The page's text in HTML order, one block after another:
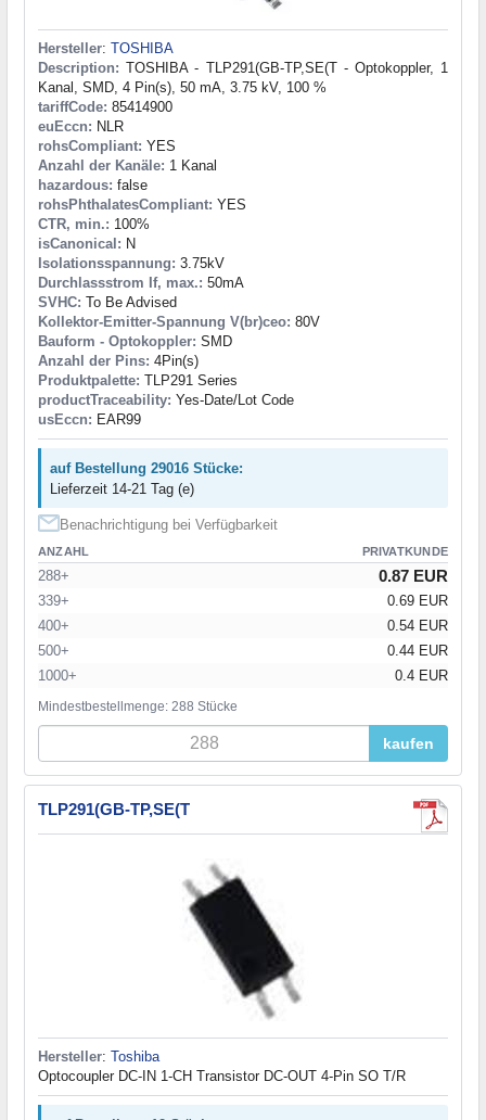
Hersteller: TOSHIBA
Description: TOSHIBA - TLP291(GB-TP,SE(T - Optokoppler, 1
Kanal, SMD, 4 Pin(s), 50 mA, 3.75 kV, 100 %
tariffCode: 85414900
euEccn: NLR
rohsCompliant: YES
Anzahl der Kanäle: 1 Kanal
hazardous: false
rohsPhthalatesCompliant: YES
CTR, min.: 100%
isCanonical: N
Isolationsspannung: 3.75kV
Durchlassstrom If, max.: 50mA
SVHC: To Be Advised
Kollektor-Emitter-Spannung V(br)ceo: 80V
Bauform - Optokoppler: SMD
Anzahl der Pins: 4Pin(s)
Produktpalette: TLP291 Series
productTraceability: Yes-Date/Lot Code
usEccn: EAR99
auf Bestellung 29016 Stücke:
Lieferzeit 14-21 Tag (e)
Benachrichtigung bei Verfügbarkeit
ANZAHL PRIVATKUNDE
288+ 0.87 EUR
339+
0.69 EUR
400+
0.54 EUR
500+
0.44 EUR
1000+
0.4 EUR
Mindestbestellmenge: 288 Stücke
kaufen
TLP291(GB-TP,SE(T
Hersteller: Toshiba
Optocoupler DC-IN 1-CH Transistor DC-OUT 4-Pin SO T/R